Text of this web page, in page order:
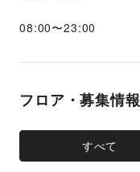
08:00〜23:00
フロア・募集情報
すべて